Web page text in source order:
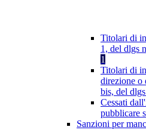
Titolari di
1, del dlgs
1
Titolari di
direzione o
bis, del
Cessati
pubblicare
Sanzioni per